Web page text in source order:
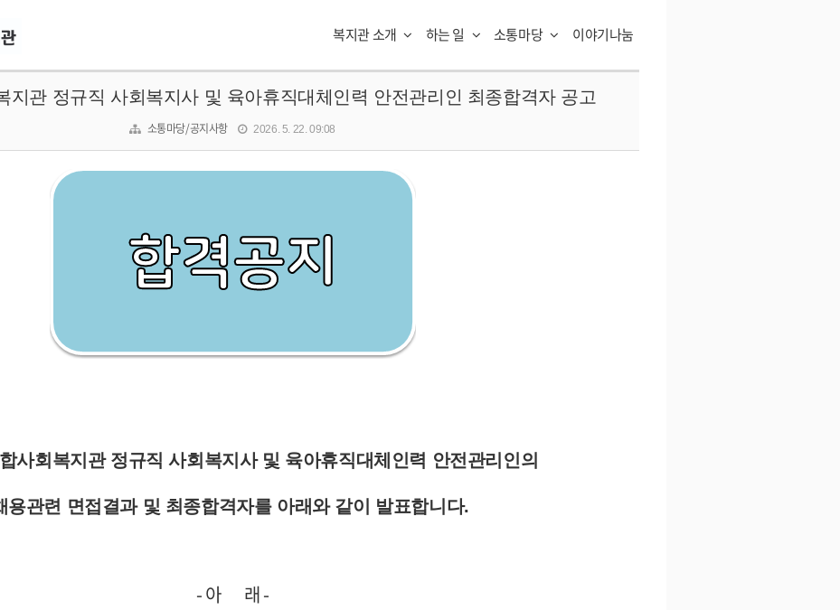
복지관 소개 하는 일 소통마당 이야기나눔
지관 정규직 사회복지사 및 육아휴직대체인력 안전관리인 최종합격자 공고
소통마당/공지사항 2026. 5. 22. 09:08
사회복지관 정규직 사회복지사 및 육아휴직대체인력 안전관리인의
용관련 면접결과 및 최종합격자를 아래와 같이 발표합니다.
- 아 래 -